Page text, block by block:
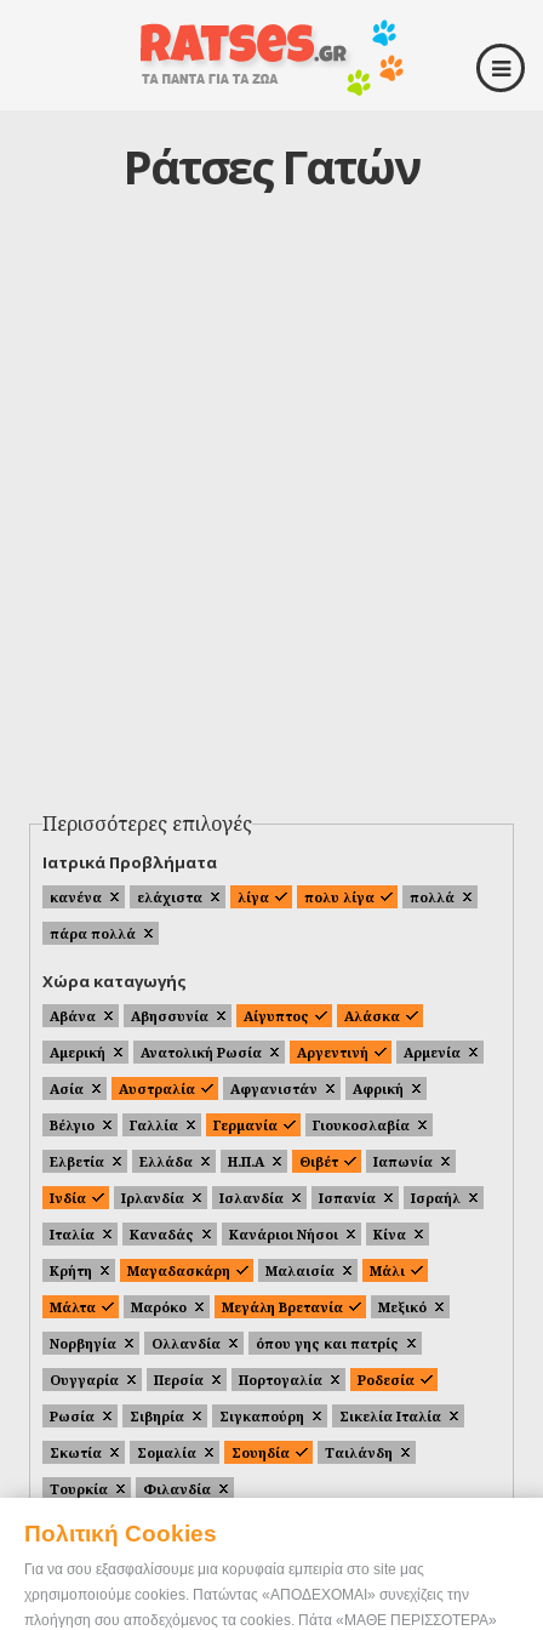
Πολιτική Cookies
Για να σου εξασφαλίσουμε μια κορυφαία εμπειρία στο site μας
χρησιμοποιούμε cookies. Πατώντας «ΑΠΟΔΕΧΟΜΑΙ» συνεχίζεις την
πλοήγηση σου αποδεχόμενος τα cookies. Πάτα «ΜΑΘΕ ΠΕΡΙΣΣΟΤΕΡΑ»
Ράτσες Γατών
Περισσότερες επιλογές
Ιατρικά Προβλήματα
κανένα ελάχιστα λίγα πολυ λίγα
πολλά
πάρα πολλά
Χώρα καταγωγής
Αβάνα Αβησσυνία Αίγυπτος
Αλάσκα
Αμερική
Ανατολική Ρωσία Αργεντινή
Αρμενία
Ασία
Αυστραλία Αφγανιστάν
Αφρική
Βέλγιο
Γαλλία Γερμανία
Γιουκοσλαβία
Ελβετία
Ελλάδα Η.Π.Α Θιβέτ
Ιαπωνία
Ινδία
Ιρλανδία Ισλανδία Ισπανία
Ισραήλ
Ιταλία
Καναδάς Κανάριοι Νήσοι
Κίνα
Κρήτη
Μαγαδασκάρη Μαλαισία
Μάλι
Μάλτα
Μαρόκο Μεγάλη Βρετανία
Μεξικό
Νορβηγία
Ολλανδία
όπου γης και πατρίς
Ουγγαρία
Περσία Πορτογαλία
Ροδεσία
Ρωσία
Σιβηρία Σιγκαπούρη
Σικελία Ιταλία
Σκωτία
Σομαλία Σουηδία
Ταιλάνδη
Τουρκία
Φιλανδία